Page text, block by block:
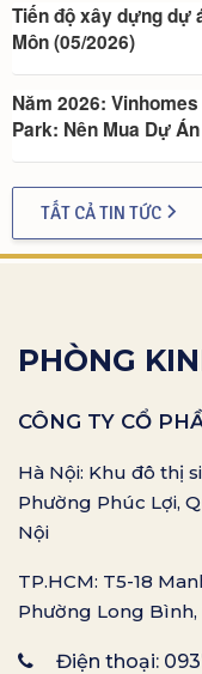
Tiến độ xây dựng dự
Môn (05/2026)
Năm 2026:
Park: Nên Mua Dự
TẤT CẢ TIN TỨC
PHÒNG
CÔNG TY CỔ
Hà Nội: Khu đô thị
Phường Phúc Lợi,
Nội
TP.HCM: T5-18
Phường Long Bình,
Điện thoại: